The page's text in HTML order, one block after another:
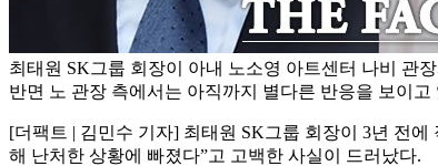
최태원 SK그룹 회장이 아내 노소영 아트센터 나비 관
반면 노 관장 측에서는 아직까지 별다른 반응을 보이고
[더팩트 | 김민수 기자] 최태원 SK그룹 회장이 3년 전
해 난처한 상황에 빠졌다”고 고백한 사실이 드러났다.